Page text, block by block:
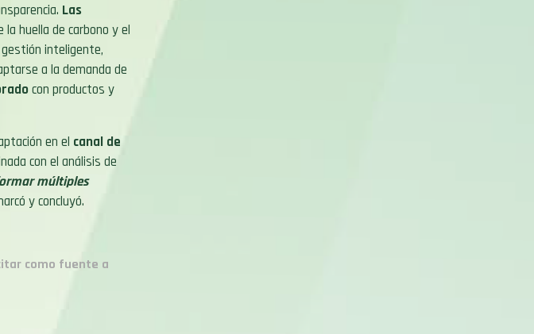
Las
la huella de carbono y el
inteligente,
a la demanda de
con productos y
en el canal de
con el análisis de
múltiples
y concluyó.
como fuente a